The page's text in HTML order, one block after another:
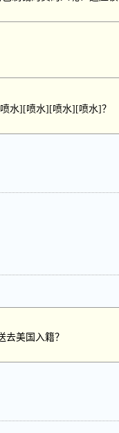
水][喷水][喷水][喷水]？
去美国入籍？